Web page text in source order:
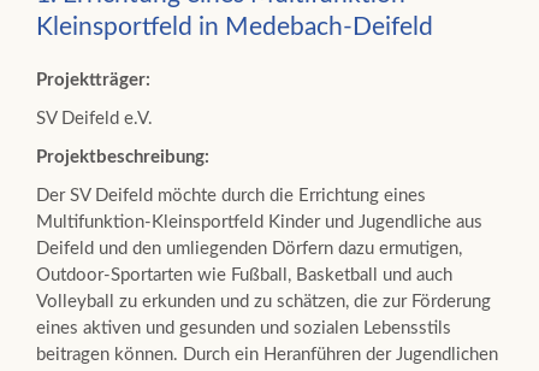
Kleinsportfeld in Medebach-Deifeld
Projektträger:
SV Deifeld e.V.
Projektbeschreibung:
Der SV Deifeld möchte durch die Errichtung eines
Multifunktion-Kleinsportfeld Kinder und Jugendliche aus
Deifeld und den umliegenden Dörfern dazu ermutigen,
Outdoor-Sportarten wie Fußball, Basketball und auch
Volleyball zu erkunden und zu schätzen, die zur Förderung
eines aktiven und gesunden und sozialen Lebensstils
beitragen können. Durch ein Heranführen der Jugendlichen